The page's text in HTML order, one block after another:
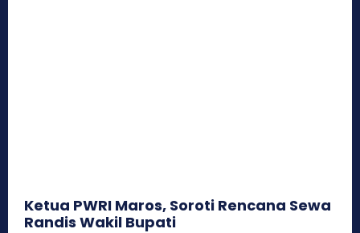
Ketua PWRI Maros, Soroti Rencana Sewa
Randis Wakil Bupati